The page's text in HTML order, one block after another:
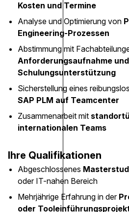
Kosten und Termine
Analyse und Optimierung von
Engineering-Prozessen
Abstimmung mit
Anforderungsaufnahme und
Schulungsunterstützung
Sicherstellung eines
SAP PLM auf Teamcenter
Zusammenarbeit mit
internationalen Teams
Ihre Qualifikationen
Abgeschlossenes
oder IT-nahen Bereich
Mehrjährige Erfahrung in der
oder